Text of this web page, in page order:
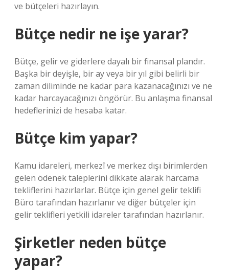
ve bütçeleri hazırlayın.
Bütçe nedir ne işe yarar?
Bütçe, gelir ve giderlere dayalı bir finansal plandır.
Başka bir deyişle, bir ay veya bir yıl gibi belirli bir
zaman diliminde ne kadar para kazanacağınızı ve ne
kadar harcayacağınızı öngörür. Bu anlaşma finansal
hedeflerinizi de hesaba katar.
Bütçe kim yapar?
Kamu idareleri, merkezî ve merkez dışı birimlerden
gelen ödenek taleplerini dikkate alarak harcama
tekliflerini hazırlarlar. Bütçe için genel gelir teklifi
Büro tarafından hazırlanır ve diğer bütçeler için
gelir teklifleri yetkili idareler tarafından hazırlanır.
Şirketler neden bütçe
yapar?